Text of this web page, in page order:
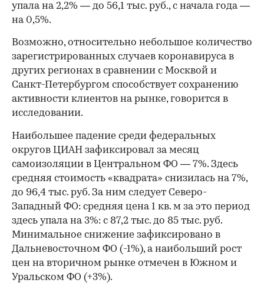
упала на 2,2% — до 56,1 тыс. руб., с начала года —
на 0,5%.
Возможно, относительно небольшое количество
зарегистрированных случаев коронавируса в
других регионах в сравнении с Москвой и
Санкт-Петербургом способствует сохранению
активности клиентов на рынке, говорится в
исследовании.
Наибольшее падение среди федеральных
округов ЦИАН зафиксировал за месяц
самоизоляции в Центральном ФО — 7%. Здесь
средняя стоимость «квадрата» снизилась на 7%,
до 96,4 тыс. руб. За ним следует Северо-
Западный ФО: средняя цена 1 кв. м за это период
здесь упала на 3%: с 87,2 тыс. до 85 тыс. руб.
Минимальное снижение зафиксировано в
Дальневосточном ФО (-1%), а наибольший рост
цен на вторичном рынке отмечен в Южном и
Уральском ФО (+3%).